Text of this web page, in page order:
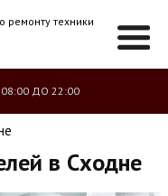
ремонту техники
ДО 22:00
в Сходне